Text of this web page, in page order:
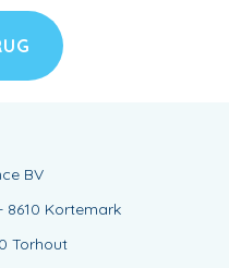
BV
8610 Kortemark
Torhout